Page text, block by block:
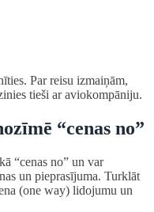
Par reisu izmaiņām,
tieši ar aviokompāniju.
“cenas no”
“cenas no” un var
un pieprasījuma. Turklāt
(one way) lidojumu un